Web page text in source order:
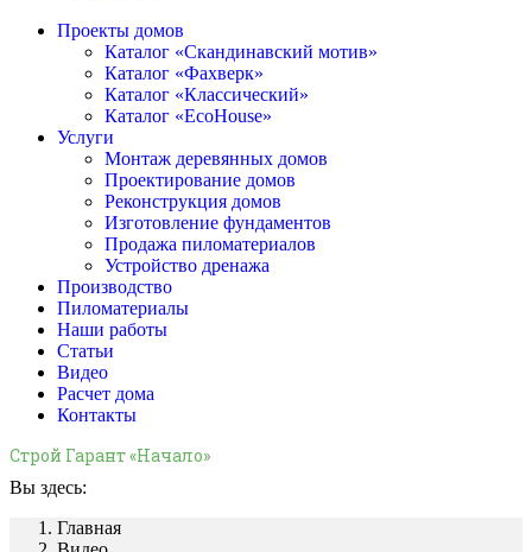
Проекты домов
Каталог «Скандинавский мотив»
Каталог «Фахверк»
Каталог «Классический»
Каталог «EcoHouse»
Услуги
Монтаж деревянных домов
Проектирование домов
Реконструкция домов
Изготовление фундаментов
Продажа пиломатериалов
Устройство дренажа
Производство
Пиломатериалы
Наши работы
Статьи
Видео
Расчет дома
Контакты
Строй Гарант «Начало»
Вы здесь:
Главная